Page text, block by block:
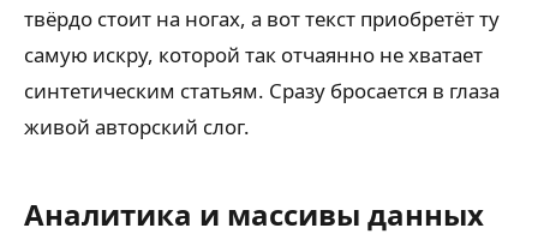
твёрдо стоит на ногах, а вот текст приобретёт ту
самую искру, которой так отчаянно не хватает
синтетическим статьям. Сразу бросается в глаза
живой авторский слог.
Аналитика и массивы данных